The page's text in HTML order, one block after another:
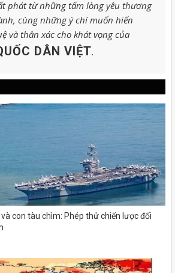
phát từ những tấm lòng yêu thương
cùng những ý chí muốn hiến
và thân xác cho khát vọng của
DÂN VIỆT.
con tàu chìm: Phép thử chiến lược đối